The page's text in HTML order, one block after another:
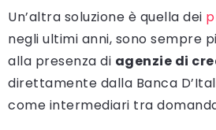
Un’altra soluzione è quella dei
negli ultimi anni, sono sempre
alla presenza di agenzie di
direttamente dalla Banca
come intermediari tra